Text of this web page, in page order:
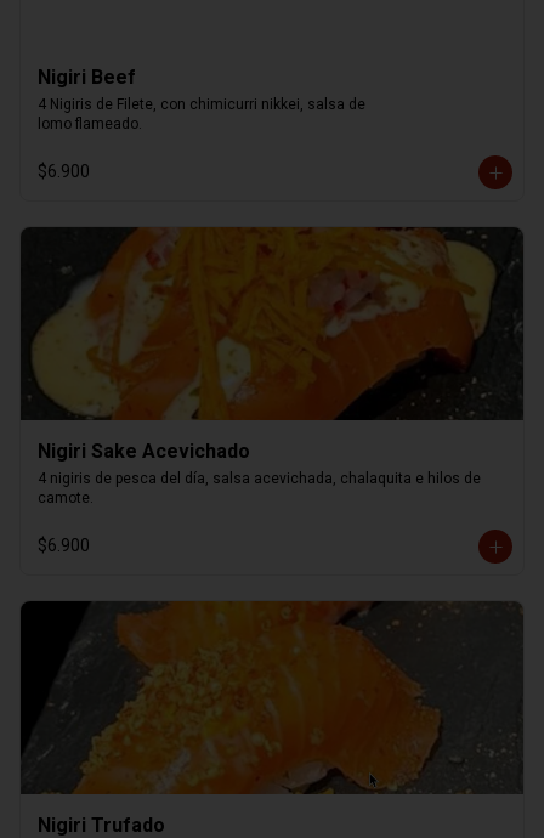
Nigiri Beef
4 Nigiris de Filete, con chimicurri nikkei, salsa de
lomo flameado.
$6.900
Nigiri Sake Acevichado
4 nigiris de pesca del día, salsa acevichada, chalaquita e hilos de
camote.
$6.900
Nigiri Trufado